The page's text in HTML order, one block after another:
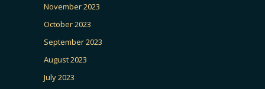
November 2023
October 2023
September 2023
August 2023
July 2023